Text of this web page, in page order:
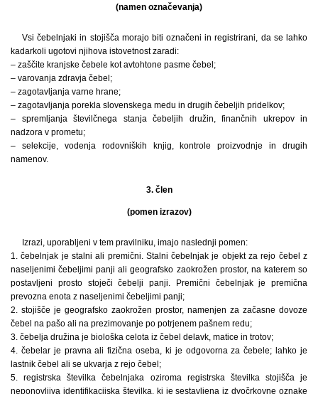
(namen označevanja)
Vsi čebelnjaki in stojišča morajo biti označeni in registrirani, da se lahko
kadarkoli ugotovi njihova istovetnost zaradi:
– zaščite kranjske čebele kot avtohtone pasme čebel;
– varovanja zdravja čebel;
– zagotavljanja varne hrane;
– zagotavljanja porekla slovenskega medu in drugih čebeljih pridelkov;
– spremljanja številčnega stanja čebeljih družin, finančnih ukrepov in
nadzora v prometu;
– selekcije, vodenja rodovniških knjig, kontrole proizvodnje in drugih
namenov.
3. člen
(pomen izrazov)
Izrazi, uporabljeni v tem pravilniku, imajo naslednji pomen:
1. čebelnjak je stalni ali premični. Stalni čebelnjak je objekt za rejo čebel z
naseljenimi čebeljimi panji ali geografsko zaokrožen prostor, na katerem so
postavljeni prosto stoječi čebelji panji. Premični čebelnjak je premična
prevozna enota z naseljenimi čebeljimi panji;
2. stojišče je geografsko zaokrožen prostor, namenjen za začasne dovoze
čebel na pašo ali na prezimovanje po potrjenem pašnem redu;
3. čebelja družina je biološka celota iz čebel delavk, matice in trotov;
4. čebelar je pravna ali fizična oseba, ki je odgovorna za čebele; lahko je
lastnik čebel ali se ukvarja z rejo čebel;
5. registrska številka čebelnjaka oziroma registrska številka stojišča je
neponovljiva identifikacijska številka, ki je sestavljena iz dvočrkovne oznake